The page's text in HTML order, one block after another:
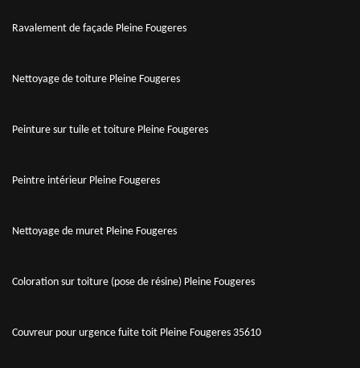
Ravalement de façade Pleine Fougeres
Nettoyage de toiture Pleine Fougeres
Peinture sur tuile et toiture Pleine Fougeres
Peintre intérieur Pleine Fougeres
Nettoyage de muret Pleine Fougeres
Coloration sur toiture (pose de résine) Pleine Fougeres
Couvreur pour urgence fuite toit Pleine Fougeres 35610